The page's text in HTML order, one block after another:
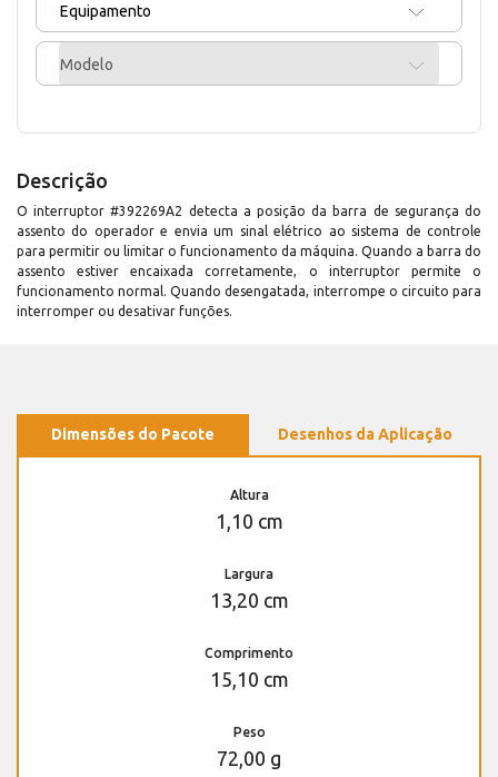
Equipamento
Modelo
Descrição
O interruptor #392269A2 detecta a posição da barra de segurança do
assento do operador e envia um sinal elétrico ao sistema de controle
para permitir ou limitar o funcionamento da máquina. Quando a barra do
assento estiver encaixada corretamente, o interruptor permite o
funcionamento normal. Quando desengatada, interrompe o circuito para
interromper ou desativar funções.
Dimensões do Pacote Desenhos da Aplicação
Altura
1,10 cm
Largura
13,20 cm
Comprimento
15,10 cm
Peso
72,00 g